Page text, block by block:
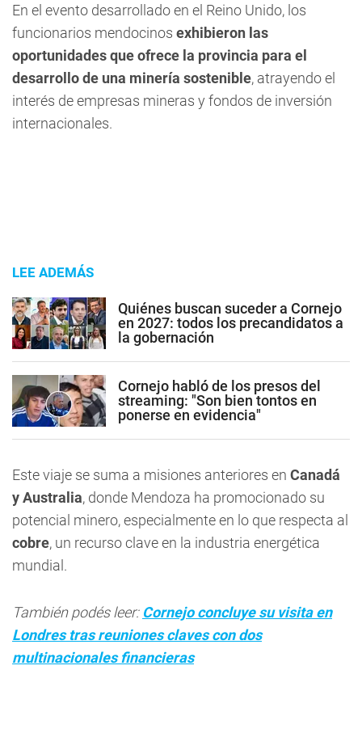
En el evento desarrollado en el Reino Unido, los
funcionarios mendocinos exhibieron las
oportunidades que ofrece la provincia para el
desarrollo de una minería sostenible, atrayendo el
interés de empresas mineras y fondos de inversión
internacionales.
LEE ADEMÁS
Quiénes buscan suceder a Cornejo
en 2027: todos los precandidatos a
la gobernación
Cornejo habló de los presos del
streaming: "Son bien tontos en
ponerse en evidencia"
Este viaje se suma a misiones anteriores en Canadá
y Australia, donde Mendoza ha promocionado su
potencial minero, especialmente en lo que respecta al
cobre, un recurso clave en la industria energética
mundial.
También podés leer: Cornejo concluye su visita en
Londres tras reuniones claves con dos
multinacionales financieras